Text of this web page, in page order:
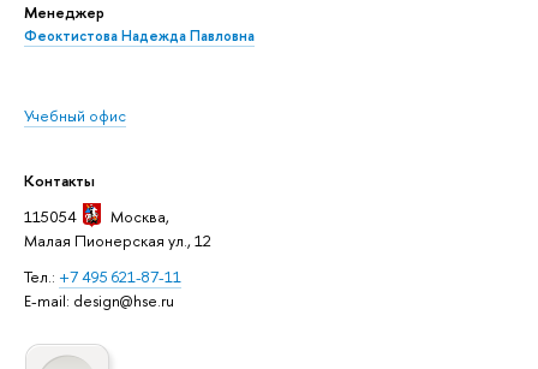
Менеджер
Феоктистова Надежда Павловна
Учебный офис
Контакты
115054
Москва,
Малая Пионерская ул., 12
Тел.: +7 495 621-87-11
E-mail: design@hse.ru